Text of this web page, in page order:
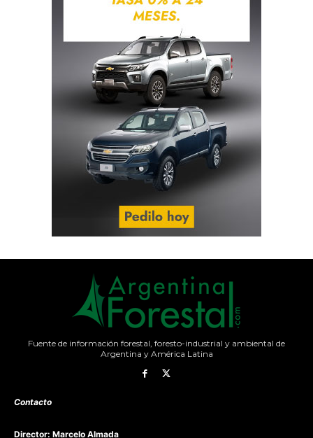
Fuente de información forestal, foresto-industrial y ambiental de
Argentina y América Latina
Contacto
Director: Marcelo Almada